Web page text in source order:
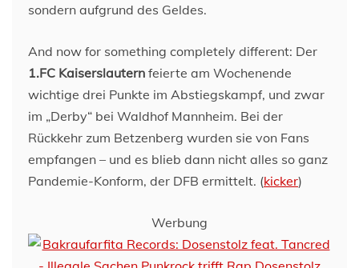
sondern aufgrund des Geldes.
And now for something completely different: Der
1.FC Kaiserslautern feierte am Wochenende
wichtige drei Punkte im Abstiegskampf, und zwar
im „Derby“ bei Waldhof Mannheim. Bei der
Rückkehr zum Betzenberg wurden sie von Fans
empfangen – und es blieb dann nicht alles so ganz
Pandemie-Konform, der DFB ermittelt. (kicker)
Werbung